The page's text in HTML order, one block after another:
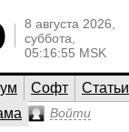
8 августа 2026,
суббота,
05:16:55 MSK
Софт Статьи
Войти